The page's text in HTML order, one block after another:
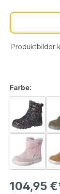
Produktbilder
Farbe:
104,95